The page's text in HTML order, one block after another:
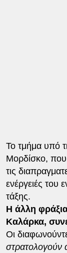
Το τμήμα υπό
Μορδίσκο,
τις
ενέργειές του
τάξης.
Η άλλη
Καλάρκα,
Οι
στρατολογούν